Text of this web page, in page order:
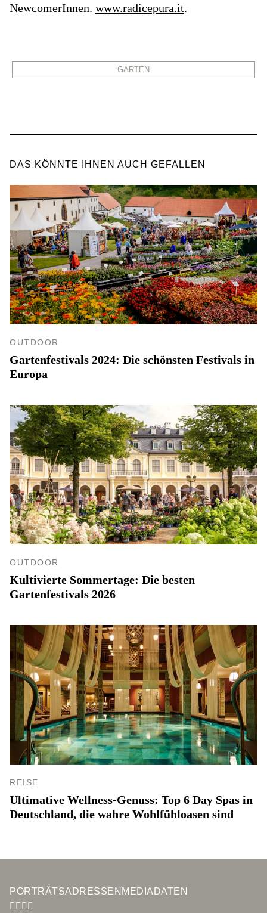
NewcomerInnen. www.radicepura.it.
GARTEN
DAS KÖNNTE IHNEN AUCH GEFALLEN
OUTDOOR
Gartenfestivals 2024: Die schönsten Festivals in
Europa
OUTDOOR
Kultivierte Sommertage: Die besten
Gartenfestivals 2026
REISE
Ultimative Wellness-Genuss: Top 6 Day Spas in
Deutschland, die wahre Wohlfühloasen sind
PORTRÄTSADRESSEN MEDIADATEN